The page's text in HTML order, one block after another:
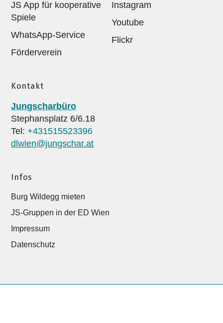
JS App für kooperative
Spiele
WhatsApp-Service
Förderverein
Instagram
Youtube
Flickr
Kontakt
Jungscharbüro
Stephansplatz 6/6.18
Tel:+431515523396
dlwien@jungschar.at
Infos
Burg Wildegg mieten
JS-Gruppen in der ED Wien
Impressum
Datenschutz